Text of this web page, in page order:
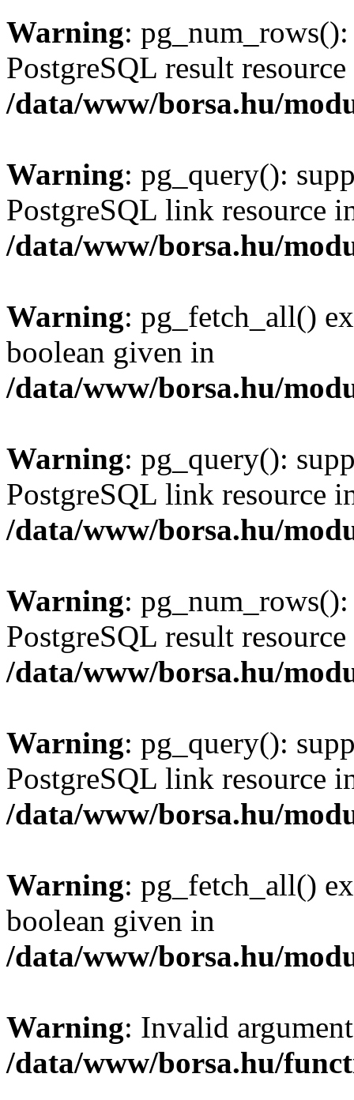
Warning:
PostgreSQL result
/data/www/borsa.hu/
Warning: pg_query():
PostgreSQL link resource
/data/www/borsa.hu/
Warning: pg_fetch_all()
boolean given in
/data/www/borsa.hu/
Warning: pg_query():
PostgreSQL link resource
/data/www/borsa.hu/
Warning:
PostgreSQL result
/data/www/borsa.hu/
Warning: pg_query():
PostgreSQL link resource
/data/www/borsa.hu/
Warning: pg_fetch_all()
boolean given in
/data/www/borsa.hu/
Warning: Invalid
/data/www/borsa.hu/